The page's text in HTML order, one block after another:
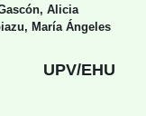
Alicia
María Ángeles
UPV/EHU